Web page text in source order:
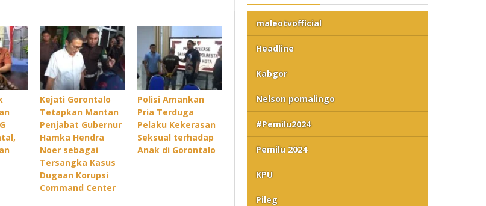
Kejati Gorontalo
Tetapkan Mantan
Penjabat Gubernur
Hamka Hendra
Noer sebagai
Tersangka Kasus
Dugaan Korupsi
Command Center
Polisi Amankan
Pria Terduga
Pelaku Kekerasan
Seksual terhadap
Anak di Gorontalo
maleotvofficial
Headline
Kabgor
Nelson pomalingo
#Pemilu2024
Pemilu 2024
KPU
Pileg